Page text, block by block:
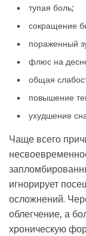
тупая боль;
сокращение
пораженный
флюс на
общая
повышение
ухудшение
Чаще всего
игнорирует
осложнений.
облегчение, а
хроническую